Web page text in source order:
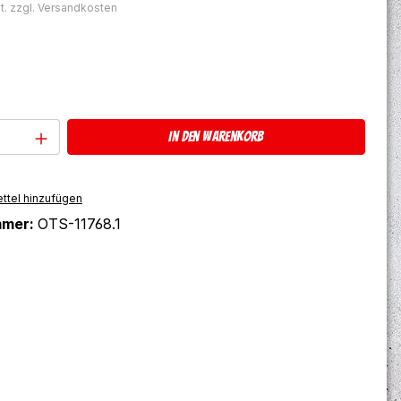
zzgl. Versandkosten
Anzahl: Gib den gewünschten Wert
In den Warenkorb
hinzufügen
OTS-11768.1